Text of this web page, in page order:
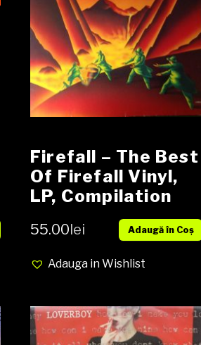
Firefall – The Best
Of Firefall Vinyl,
LP, Compilation
media EX cover EX
consignatie
55.00lei Adaugă în Coș
Adauga in Wishlist